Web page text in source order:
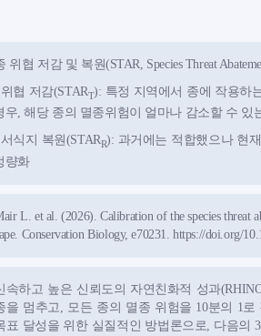
위협 저감 및 복원(STAR, Species Threat
협 저감(START): 특정 지역에서 종에 작용하
우, 해당 종의 멸종위험이 얼마나 감소할 수 있
식지 복원(STARR): 과거에는 적합했으나 현
량화
L. et al. (2026). Calibration of the species threat
Conservation Biology, e70231.https://doi.org/
속하고 높은 신뢰도의 자연친화적 성과
을 멈추고, 모든 종의 멸종 위험을 10분의 1
표 달성을 위한 실질적인 방법론으로, 다음